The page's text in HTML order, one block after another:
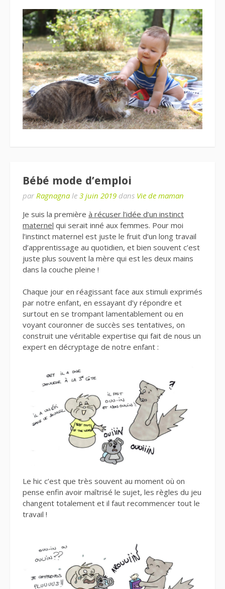
Bébé mode d’emploi
par Ragnagna le 3 juin 2019 dans Vie de maman
Je suis la première à récuser l’idée d’un instinct
maternel qui serait inné aux femmes. Pour moi
l’instinct maternel est juste le fruit d’un long travail
d’apprentissage au quotidien, et bien souvent c’est
juste plus souvent la mère qui est les deux mains
dans la couche pleine !
Chaque jour en réagissant face aux stimuli exprimés
par notre enfant, en essayant d’y répondre et
surtout en se trompant lamentablement ou en
voyant couronner de succès ses tentatives, on
construit une véritable expertise qui fait de nous un
expert en décryptage de notre enfant :
Le hic c’est que très souvent au moment où on
pense enfin avoir maîtrisé le sujet, les règles du jeu
changent totalement et il faut recommencer tout le
travail !